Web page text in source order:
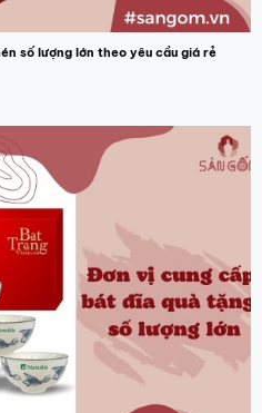
số lượng lớn theo yêu cầu giá rẻ